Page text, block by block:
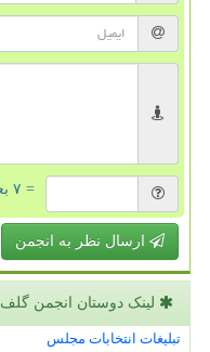
= ۷ بعلاوه ۱
ارسال نظر به انجمن
لینک دوستان انجمن گلف
تبلیغات انتخابات مجلس